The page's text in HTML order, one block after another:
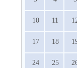
10 11
17 18
24 25